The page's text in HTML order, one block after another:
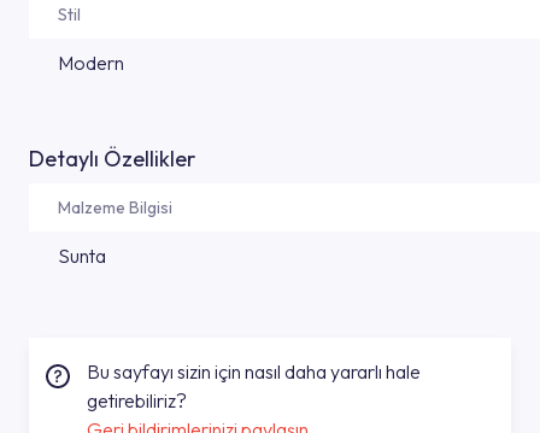
Stil
Modern
Detaylı Özellikler
Malzeme Bilgisi
Sunta
Bu sayfayı sizin için nasıl daha yararlı hale
getirebiliriz?